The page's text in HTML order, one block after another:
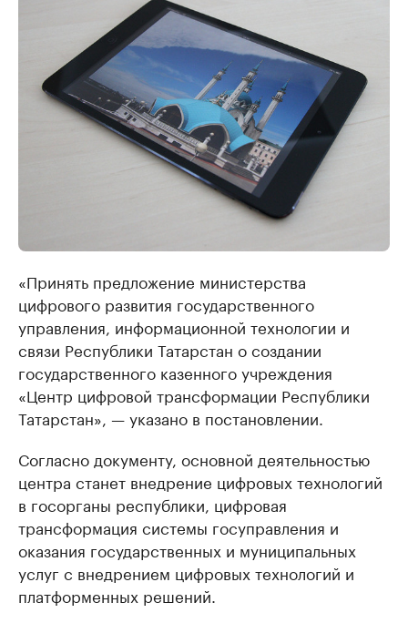
«Принять предложение министерства
цифрового развития государственного
управления, информационной технологии и
связи Республики Татарстан о создании
государственного казенного учреждения
«Центр цифровой трансформации Республики
Татарстан», — указано в постановлении.
Согласно документу, основной деятельностью
центра станет внедрение цифровых технологий
в госорганы республики, цифровая
трансформация системы госуправления и
оказания государственных и муниципальных
услуг с внедрением цифровых технологий и
платформенных решений.